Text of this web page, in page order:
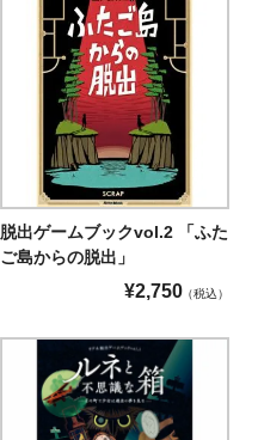
脱出ゲームブックvol.2 「ふた
ご島からの脱出」
¥2,750 税込